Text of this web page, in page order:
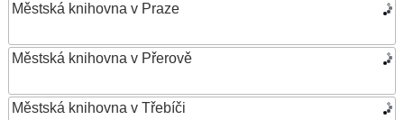
Městská knihovna v Praze
Městská knihovna v Přerově
Městská knihovna v Třebíči